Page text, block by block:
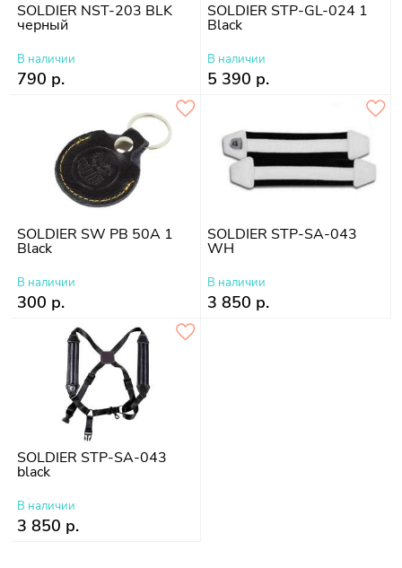
SOLDIER NST-203 BLK
черный
В наличии
790 р.
SOLDIER STP-GL-024 1
Black
В наличии
5 390 р.
SOLDIER SW PB 50A 1
Black
В наличии
300 р.
SOLDIER STP-SA-043
WH
В наличии
3 850 р.
SOLDIER STP-SA-043
black
В наличии
3 850 р.